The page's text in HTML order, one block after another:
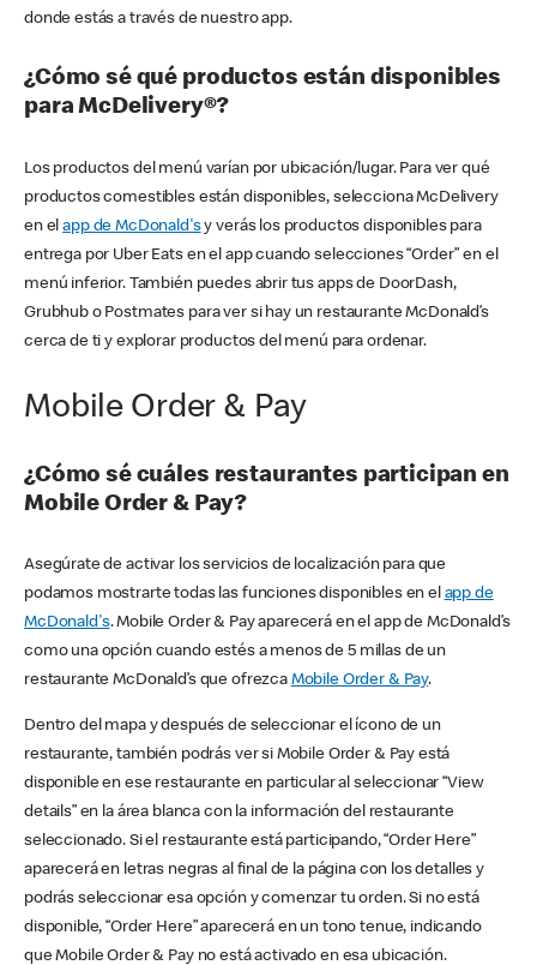
donde estás a través de nuestro app.
¿Cómo sé qué productos están disponibles
para McDelivery®?
Los productos del menú varían por ubicación/lugar. Para ver qué
productos comestibles están disponibles, selecciona McDelivery
en elapp de McDonald'sy verás los productos disponibles para
entrega por Uber Eats en el app cuando selecciones “Order” en el
menú inferior. También puedes abrir tus apps de DoorDash,
Grubhub o Postmates para ver si hay un restaurante McDonald’s
cerca de ti y explorar productos del menú para ordenar.
Mobile Order & Pay
¿Cómo sé cuáles restaurantes participan en
Mobile Order & Pay?
Asegúrate de activar los servicios de localización para que
podamos mostrarte todas las funciones disponibles en el app de
McDonald's. Mobile Order & Pay aparecerá en el app de McDonald’s
como una opción cuando estés a menos de 5 millas de un
restaurante McDonald’s que ofrezca Mobile Order & Pay.
Dentro del mapa y después de seleccionar el ícono de un
restaurante, también podrás ver si Mobile Order & Pay está
disponible en ese restaurante en particular al seleccionar “View
details” en la área blanca con la información del restaurante
seleccionado. Si el restaurante está participando, “Order Here”
aparecerá en letras negras al final de la página con los detalles y
podrás seleccionar esa opción y comenzar tu orden. Si no está
disponible, “Order Here” aparecerá en un tono tenue, indicando
que Mobile Order & Pay no está activado en esa ubicación.